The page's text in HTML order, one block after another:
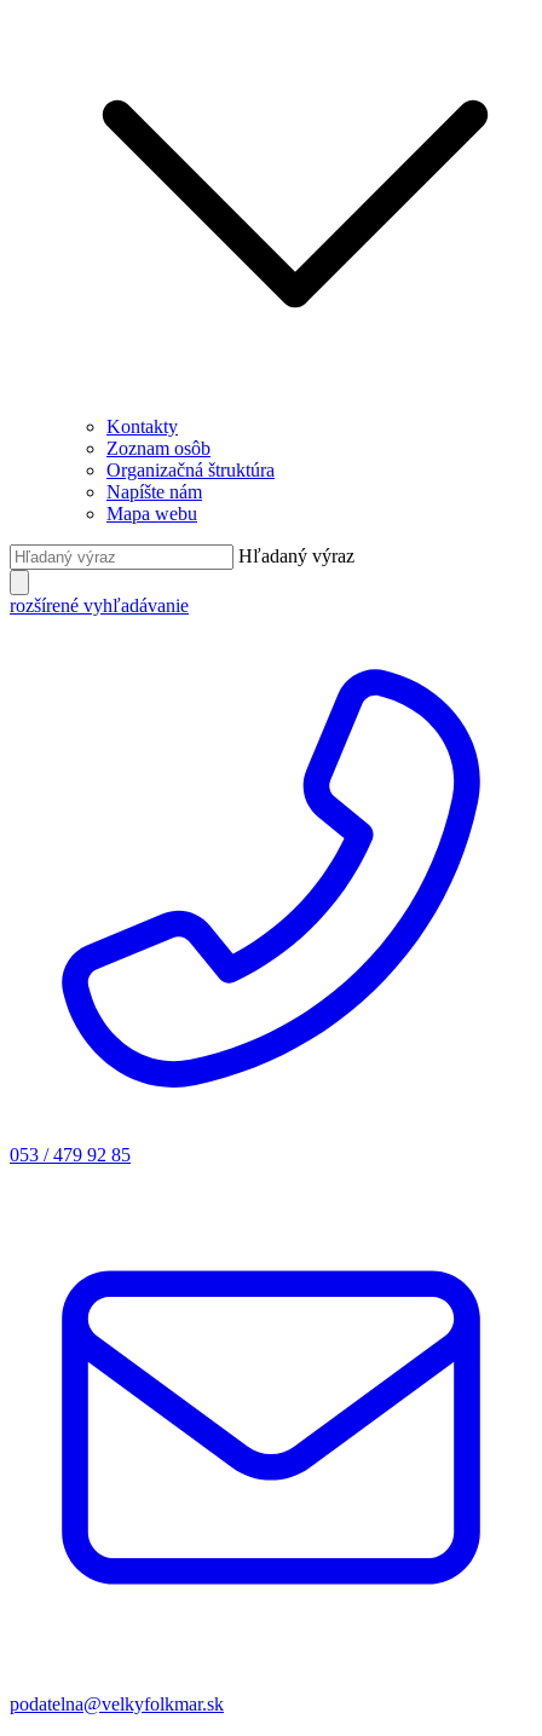
Kontakty
Zoznam osôb
Organizačná štruktúra
Napíšte nám
Mapa webu
Hľadaný výraz
rozšírené vyhľadávanie
053 / 479 92 85
podatelna@velkyfolkmar.sk